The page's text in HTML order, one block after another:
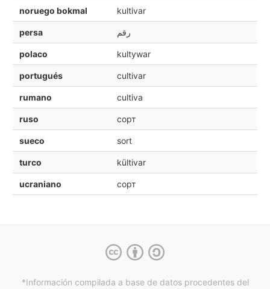
noruego bokmal kultivar
persa رقم
polaco kultywar
portugués cultivar
rumano cultiva
ruso сорт
sueco sort
turco kültivar
ucraniano сорт
*Información compilada a base de datos procedentes del